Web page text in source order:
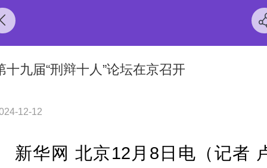
十九届“刑辩十人”论坛在京召开
12-12
新华网 北京12月8日电（记者